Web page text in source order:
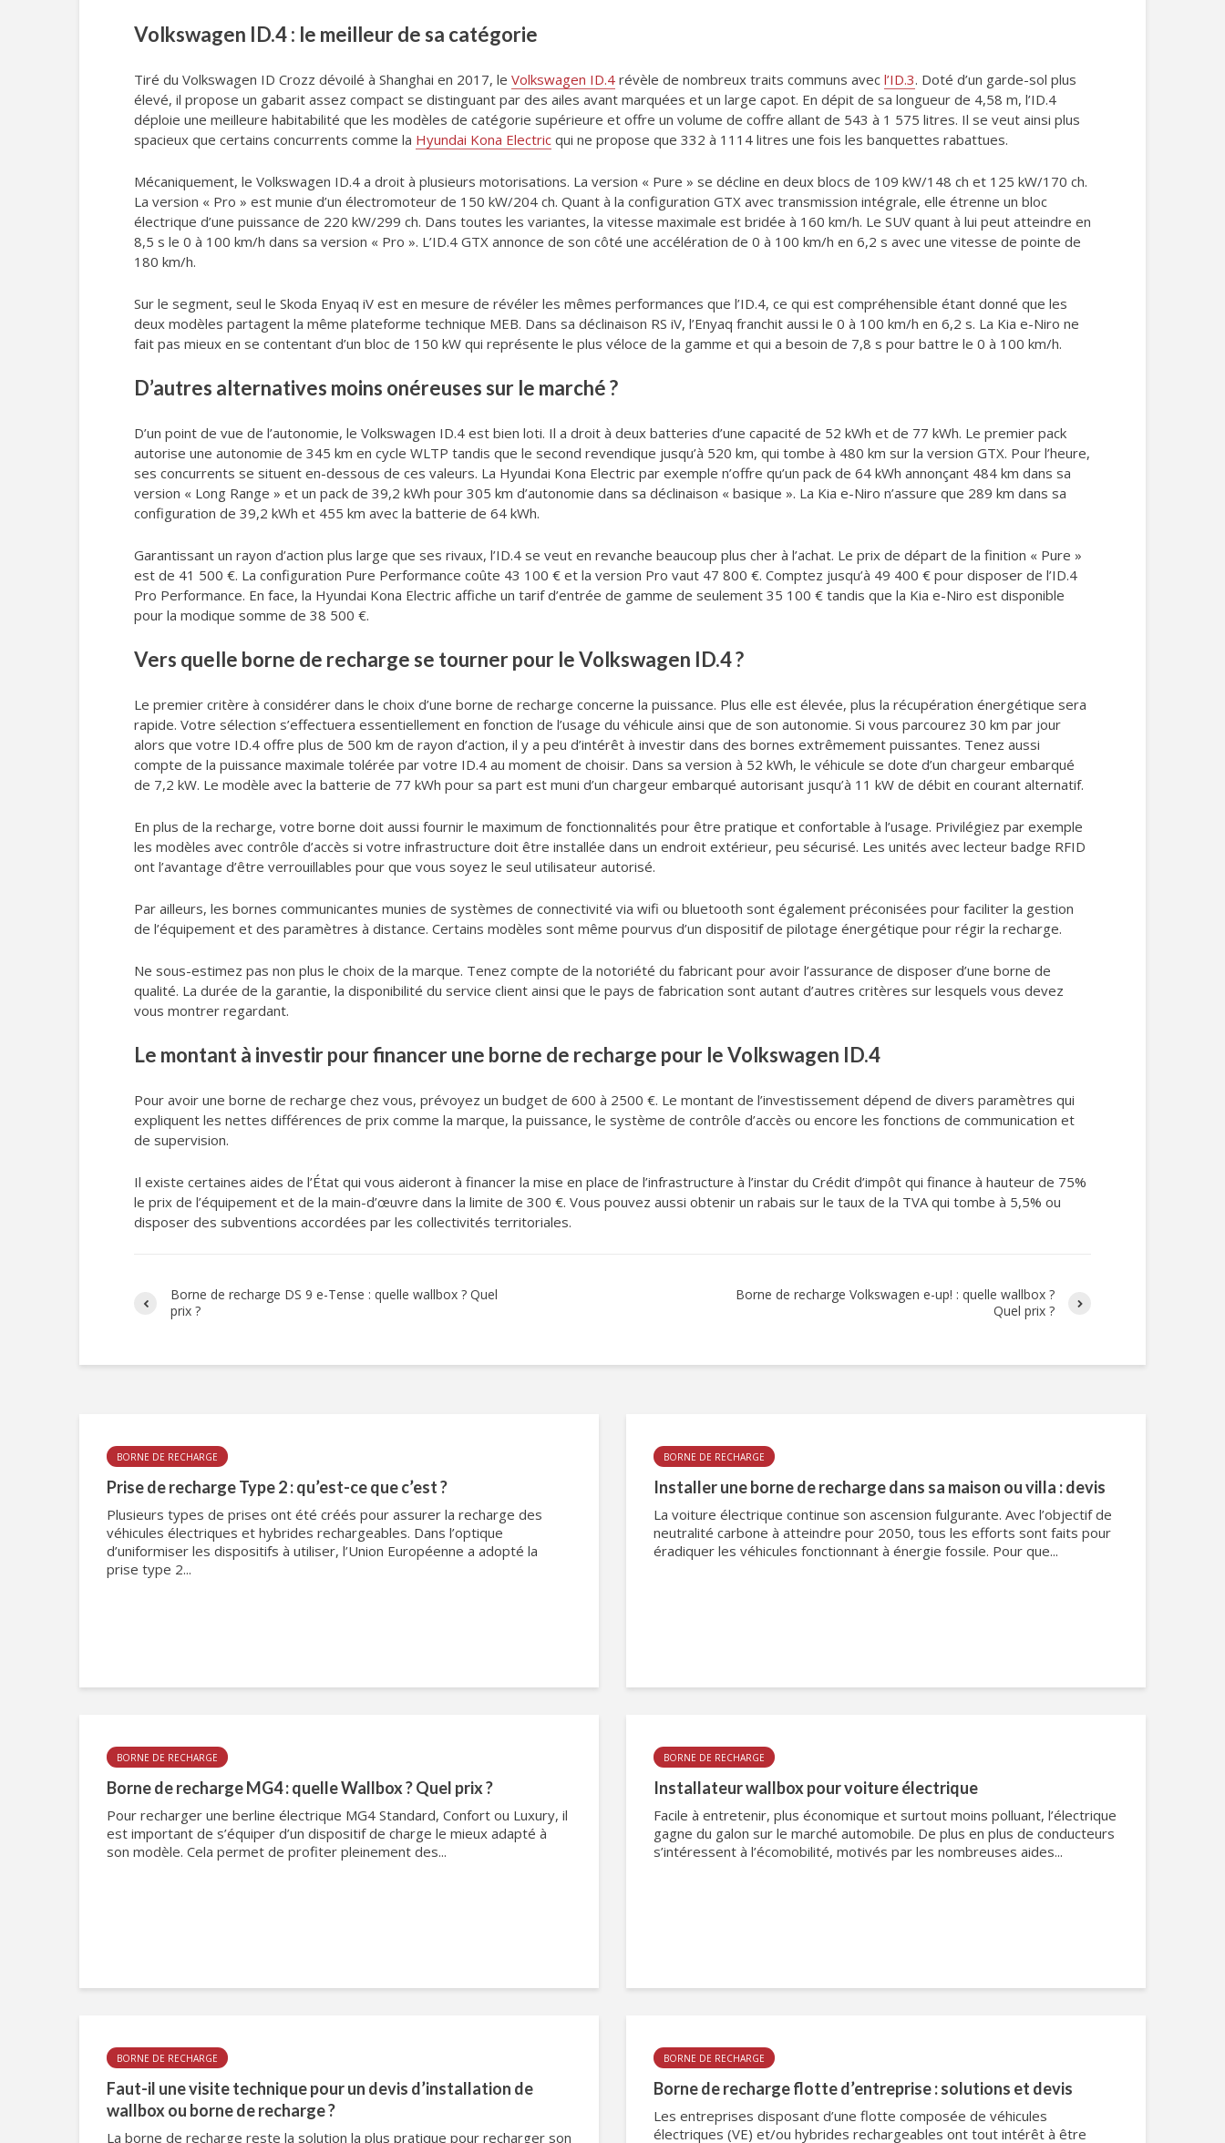
Volkswagen ID.4 : le meilleur de sa catégorie
Tiré du Volkswagen ID Crozz dévoilé à Shanghai en 2017, le Volkswagen ID.4 révèle de nombreux traits communs avec l’ID.3. Doté d’un garde-sol plus
élevé, il propose un gabarit assez compact se distinguant par des ailes avant marquées et un large capot. En dépit de sa longueur de 4,58 m, l’ID.4
déploie une meilleure habitabilité que les modèles de catégorie supérieure et offre un volume de coffre allant de 543 à 1 575 litres. Il se veut ainsi plus
spacieux que certains concurrents comme la Hyundai Kona Electric qui ne propose que 332 à 1114 litres une fois les banquettes rabattues.
Mécaniquement, le Volkswagen ID.4 a droit à plusieurs motorisations. La version « Pure » se décline en deux blocs de 109 kW/148 ch et 125 kW/170 ch.
La version « Pro » est munie d’un électromoteur de 150 kW/204 ch. Quant à la configuration GTX avec transmission intégrale, elle étrenne un bloc
électrique d’une puissance de 220 kW/299 ch. Dans toutes les variantes, la vitesse maximale est bridée à 160 km/h. Le SUV quant à lui peut atteindre en
8,5 s le 0 à 100 km/h dans sa version « Pro ». L’ID.4 GTX annonce de son côté une accélération de 0 à 100 km/h en 6,2 s avec une vitesse de pointe de
180 km/h.
Sur le segment, seul le Skoda Enyaq iV est en mesure de révéler les mêmes performances que l’ID.4, ce qui est compréhensible étant donné que les
deux modèles partagent la même plateforme technique MEB. Dans sa déclinaison RS iV, l’Enyaq franchit aussi le 0 à 100 km/h en 6,2 s. La Kia e-Niro ne
fait pas mieux en se contentant d’un bloc de 150 kW qui représente le plus véloce de la gamme et qui a besoin de 7,8 s pour battre le 0 à 100 km/h.
D’autres alternatives moins onéreuses sur le marché ?
D’un point de vue de l’autonomie, le Volkswagen ID.4 est bien loti. Il a droit à deux batteries d’une capacité de 52 kWh et de 77 kWh. Le premier pack
autorise une autonomie de 345 km en cycle WLTP tandis que le second revendique jusqu’à 520 km, qui tombe à 480 km sur la version GTX. Pour l’heure,
ses concurrents se situent en-dessous de ces valeurs. La Hyundai Kona Electric par exemple n’offre qu’un pack de 64 kWh annonçant 484 km dans sa
version « Long Range » et un pack de 39,2 kWh pour 305 km d’autonomie dans sa déclinaison « basique ». La Kia e-Niro n’assure que 289 km dans sa
configuration de 39,2 kWh et 455 km avec la batterie de 64 kWh.
Garantissant un rayon d’action plus large que ses rivaux, l’ID.4 se veut en revanche beaucoup plus cher à l’achat. Le prix de départ de la finition « Pure »
est de 41 500 €. La configuration Pure Performance coûte 43 100 € et la version Pro vaut 47 800 €. Comptez jusqu’à 49 400 € pour disposer de l’ID.4
Pro Performance. En face, la Hyundai Kona Electric affiche un tarif d’entrée de gamme de seulement 35 100 € tandis que la Kia e-Niro est disponible
pour la modique somme de 38 500 €.
Vers quelle borne de recharge se tourner pour le Volkswagen ID.4 ?
Le premier critère à considérer dans le choix d’une borne de recharge concerne la puissance. Plus elle est élevée, plus la récupération énergétique sera
rapide. Votre sélection s’effectuera essentiellement en fonction de l’usage du véhicule ainsi que de son autonomie. Si vous parcourez 30 km par jour
alors que votre ID.4 offre plus de 500 km de rayon d’action, il y a peu d’intérêt à investir dans des bornes extrêmement puissantes. Tenez aussi
compte de la puissance maximale tolérée par votre ID.4 au moment de choisir. Dans sa version à 52 kWh, le véhicule se dote d’un chargeur embarqué
de 7,2 kW. Le modèle avec la batterie de 77 kWh pour sa part est muni d’un chargeur embarqué autorisant jusqu’à 11 kW de débit en courant alternatif.
En plus de la recharge, votre borne doit aussi fournir le maximum de fonctionnalités pour être pratique et confortable à l’usage. Privilégiez par exemple
les modèles avec contrôle d’accès si votre infrastructure doit être installée dans un endroit extérieur, peu sécurisé. Les unités avec lecteur badge RFID
ont l’avantage d’être verrouillables pour que vous soyez le seul utilisateur autorisé.
Par ailleurs, les bornes communicantes munies de systèmes de connectivité via wifi ou bluetooth sont également préconisées pour faciliter la gestion
de l’équipement et des paramètres à distance. Certains modèles sont même pourvus d’un dispositif de pilotage énergétique pour régir la recharge.
Ne sous-estimez pas non plus le choix de la marque. Tenez compte de la notoriété du fabricant pour avoir l’assurance de disposer d’une borne de
qualité. La durée de la garantie, la disponibilité du service client ainsi que le pays de fabrication sont autant d’autres critères sur lesquels vous devez
vous montrer regardant.
Le montant à investir pour financer une borne de recharge pour le Volkswagen ID.4
Pour avoir une borne de recharge chez vous, prévoyez un budget de 600 à 2500 €. Le montant de l’investissement dépend de divers paramètres qui
expliquent les nettes différences de prix comme la marque, la puissance, le système de contrôle d’accès ou encore les fonctions de communication et
de supervision.
Il existe certaines aides de l’État qui vous aideront à financer la mise en place de l’infrastructure à l’instar du Crédit d’impôt qui finance à hauteur de 75%
le prix de l’équipement et de la main-d’œuvre dans la limite de 300 €. Vous pouvez aussi obtenir un rabais sur le taux de la TVA qui tombe à 5,5% ou
disposer des subventions accordées par les collectivités territoriales.
Borne de recharge DS 9 e-Tense : quelle wallbox ? Quel
prix ?
Borne de recharge Volkswagen e-up! : quelle wallbox ?
Quel prix ?
BORNE DE RECHARGE
Prise de recharge Type 2 : qu’est-ce que c’est ?
Plusieurs types de prises ont été créés pour assurer la recharge des
véhicules électriques et hybrides rechargeables. Dans l’optique
d’uniformiser les dispositifs à utiliser, l’Union Européenne a adopté la
prise type 2...
BORNE DE RECHARGE
Installer une borne de recharge dans sa maison ou villa : devis
La voiture électrique continue son ascension fulgurante. Avec l’objectif de
neutralité carbone à atteindre pour 2050, tous les efforts sont faits pour
éradiquer les véhicules fonctionnant à énergie fossile. Pour que...
BORNE DE RECHARGE
Borne de recharge MG4 : quelle Wallbox ? Quel prix ?
Pour recharger une berline électrique MG4 Standard, Confort ou Luxury, il
est important de s’équiper d’un dispositif de charge le mieux adapté à
son modèle. Cela permet de profiter pleinement des...
BORNE DE RECHARGE
Installateur wallbox pour voiture électrique
Facile à entretenir, plus économique et surtout moins polluant, l’électrique
gagne du galon sur le marché automobile. De plus en plus de conducteurs
s’intéressent à l’écomobilité, motivés par les nombreuses aides...
BORNE DE RECHARGE
Faut-il une visite technique pour un devis d’installation de
wallbox ou borne de recharge ?
La borne de recharge reste la solution la plus pratique pour recharger son
BORNE DE RECHARGE
Borne de recharge flotte d’entreprise : solutions et devis
Les entreprises disposant d’une flotte composée de véhicules
électriques (VE) et/ou hybrides rechargeables ont tout intérêt à être